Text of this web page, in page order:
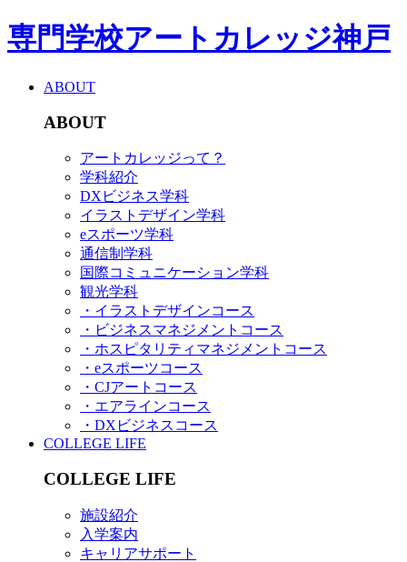
専門学校アートカレッジ神戸
ABOUT
ABOUT
アートカレッジって？
学科紹介
DXビジネス学科
イラストデザイン学科
eスポーツ学科
通信制学科
国際コミュニケーション学科
観光学科
・イラストデザインコース
・ビジネスマネジメントコース
・ホスピタリティマネジメントコース
・eスポーツコース
・CJアートコース
・エアラインコース
・DXビジネスコース
COLLEGE LIFE
COLLEGE LIFE
施設紹介
入学案内
キャリアサポート